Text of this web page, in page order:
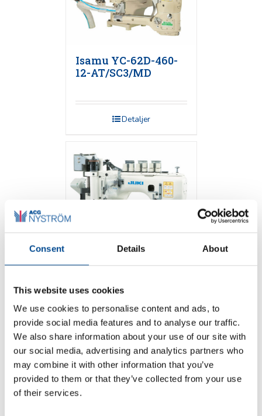
Consent Details About
This website uses cookies
We use cookies to personalise content and ads, to
provide social media features and to analyse our traffic.
We also share information about your use of our site with
our social media, advertising and analytics partners who
may combine it with other information that you’ve
provided to them or that they’ve collected from your use
of their services.
Isamu YC-62D-460-
12-AT/SC3/MD
Detaljer
Detaljer